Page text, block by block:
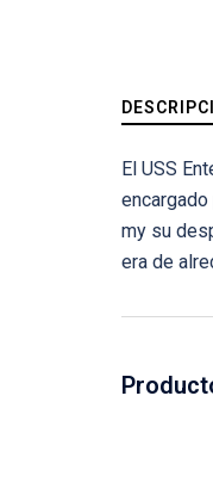
El USS
my su
era de